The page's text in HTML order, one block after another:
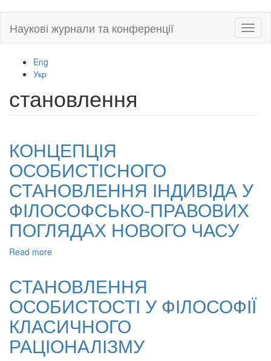
main
Наукові журнали та конференції
Eng
Укр
становлення
КОНЦЕПЦІЯ
ОСОБИСТІСНОГО
СТАНОВЛЕННЯ ІНДИВІДА У
ФІЛОСОФСЬКО-ПРАВОВИХ
ПОГЛЯДАХ НОВОГО ЧАСУ
Read more
СТАНОВЛЕННЯ
ІНДИВІДА
У
ФІЛОСОФСЬКО-
ПРАВОВИХ
ПОГЛЯДАХ
СТАНОВЛЕННЯ
ОСОБИСТОСТІ У ФІЛОСОФІЇ
КЛАСИЧНОГО
РАЦІОНАЛІЗМУ